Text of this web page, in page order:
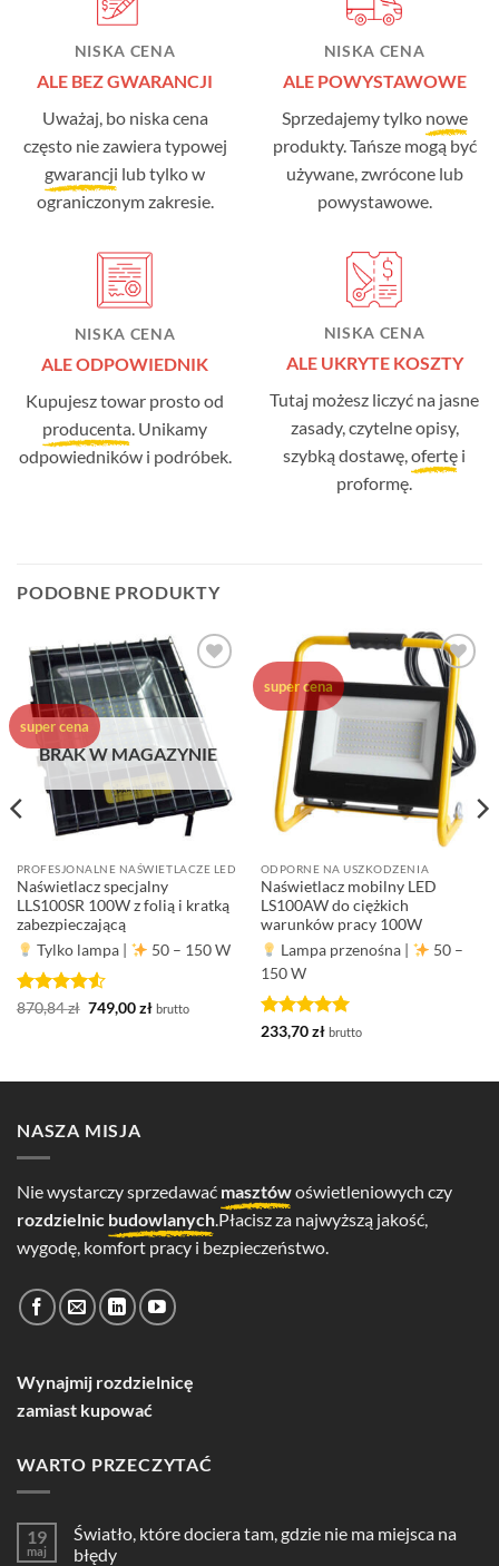
NISKA CENA
ALE BEZ GWARANCJI
Uważaj, bo niska cena
często nie zawiera typowej
gwarancji lub tylko w
ograniczonym zakresie.
NISKA CENA
ALE POWYSTAWOWE
Sprzedajemy tylko nowe
produkty. Tańsze mogą być
używane, zwrócone lub
powystawowe.
NISKA CENA
ALE ODPOWIEDNIK
Kupujesz towar prosto od
producenta . Unikamy
odpowiedników i podróbek.
NISKA CENA
ALE UKRYTE KOSZTY
Tutaj możesz liczyć na jasne
zasady, czytelne opisy,
szybką dostawę,ofertę i
proformę.
PODOBNE PRODUKTY
super cena
Dodaj do
ulubionych
BRAK W MAGAZYNIE
PROFESJONALNE NAŚWIETLACZE LED
Naświetlacz specjalny
LLS100SR 100W z folią i kratką
zabezpieczającą
Tylko lampa
50 – 150 W
Oceniono
870,84zł Pierwotna
cena
749,00złAktualna
brutto
super cena
Dodaj do
ulubionych
ODPORNE NA USZKODZENIA
Naświetlacz mobilny LED
LS100AW do ciężkich
warunków pracy 100W
Lampa przenośna
50 –
150 W
Oceniono5
233,70zł brutto
NASZA MISJA
Nie wystarczy sprzedawać masztówoświetleniowych czy
rozdzielnic budowlanych.Płacisz za najwyższą jakość,
wygodę, komfort pracy i bezpieczeństwo.
Wynajmij rozdzielnicę
zamiast kupować
WARTO PRZECZYTAĆ
19
maj
Światło, które dociera tam, gdzie nie ma miejsca na
błędy